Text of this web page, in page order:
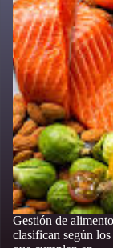
Gestión de
clasifican según